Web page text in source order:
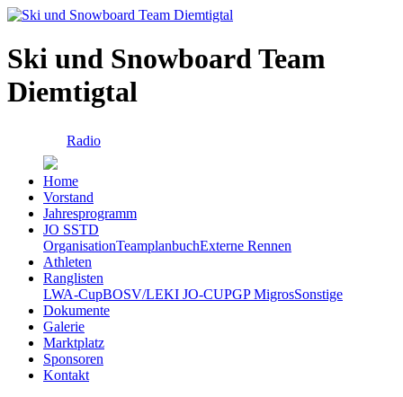
Ski und Snowboard Team
Diemtigtal
Radio
Home
Vorstand
Jahresprogramm
JO SSTD
OrganisationTeamplanbuchExterne Rennen
Athleten
Ranglisten
LWA-CupBOSV/LEKI JO-CUPGP MigrosSonstige
Dokumente
Galerie
Marktplatz
Sponsoren
Kontakt